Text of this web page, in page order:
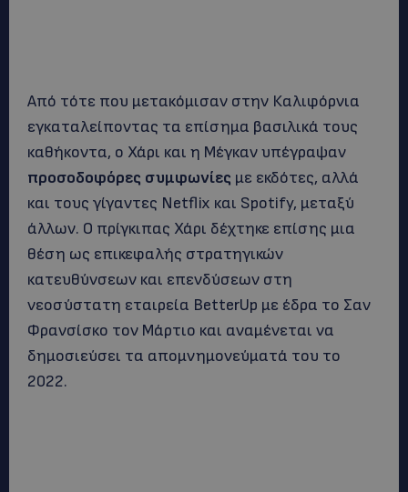
Από τότε που μετακόμισαν στην Καλιφόρνια
εγκαταλείποντας τα επίσημα βασιλικά τους
καθήκοντα, ο Χάρι και η Μέγκαν υπέγραψαν
προσοδοφόρες συμφωνίες με εκδότες, αλλά
και τους γίγαντες Netflix και Spotify, μεταξύ
άλλων. Ο πρίγκιπας Χάρι δέχτηκε επίσης μια
θέση ως επικεφαλής στρατηγικών
κατευθύνσεων και επενδύσεων στη
νεοσύστατη εταιρεία BetterUp με έδρα το Σαν
Φρανσίσκο τον Μάρτιο και αναμένεται να
δημοσιεύσει τα απομνημονεύματά του το
2022.